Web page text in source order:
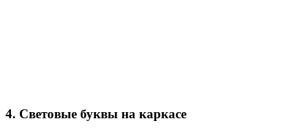
4. Световые буквы на каркасе